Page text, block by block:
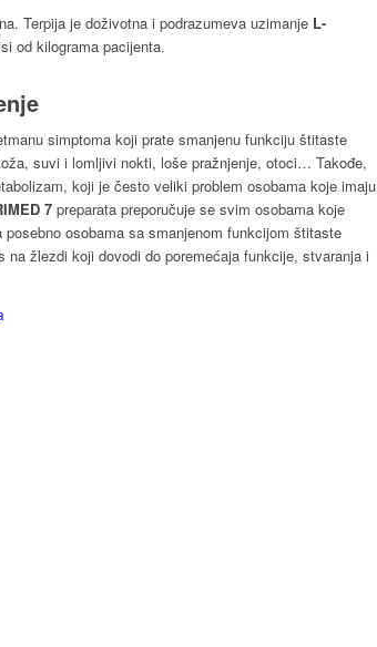
Terpija je doživotna i podrazumeva uzimanje L-
od kilograma pacijenta.
simptoma koji prate smanjenu funkciju štitaste
suvi i lomljivi nokti, loše pražnjenje, otoci… Takođe,
koji je često veliki problem osobama koje imaju
7 preparata preporučuje se svim osobama koje
osobama sa smanjenom funkcijom štitaste
žlezdi koji dovodi do poremećaja funkcije, stvaranja i